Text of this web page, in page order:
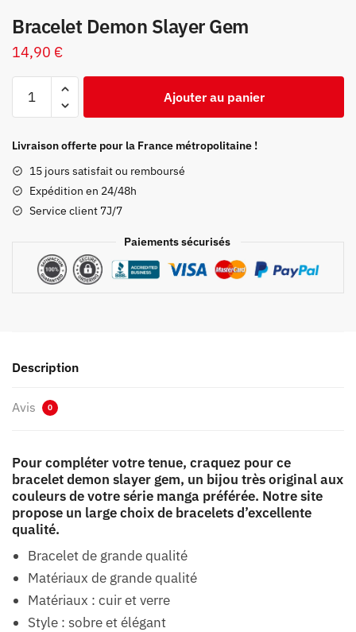
Bracelet Demon Slayer Gem
14,90 €
Demon
Gem
Ajouter au panier
Livraison offerte pour la France métropolitaine !
15 jours satisfait ou remboursé
Expédition en 24/48h
Service client 7J/7
Paiements sécurisés
Description
Avis 0
Pour compléter votre tenue, craquez pour ce
bracelet demon slayer gem, un bijou très original aux
couleurs de votre série manga préférée. Notre site
propose un large choix de bracelets d’excellente
qualité.
Bracelet de grande qualité
Matériaux de grande qualité
Matériaux : cuir et verre
Style : sobre et élégant